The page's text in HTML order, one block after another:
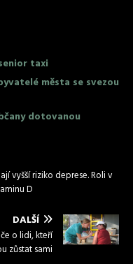
taxi
města se svezou
dotovanou
vyšší riziko deprese. Roli v
D
DALŠÍ
o lidi, kteří
zůstat sami